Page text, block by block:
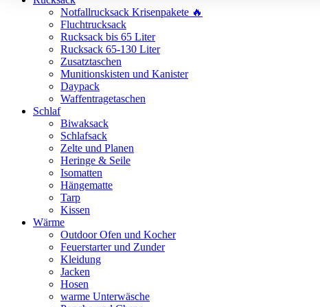
Notfallrucksack Krisenpakete 🔥
Fluchtrucksack
Rucksack bis 65 Liter
Rucksack 65-130 Liter
Zusatztaschen
Munitionskisten und Kanister
Daypack
Waffentragetaschen
Schlaf
Biwaksack
Schlafsack
Zelte und Planen
Heringe & Seile
Isomatten
Hängematte
Tarp
Kissen
Wärme
Outdoor Ofen und Kocher
Feuerstarter und Zunder
Kleidung
Jacken
Hosen
warme Unterwäsche